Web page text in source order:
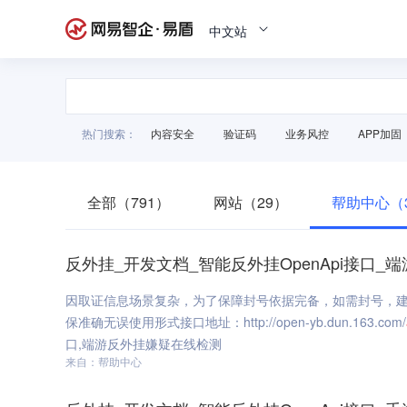
中文站
热门搜索： 内容安全 验证码 业务风控 APP加固
全部（791） 网站（29） 帮助中心
反外挂_开发文档_智能反外挂OpenApi接口_
因取证信息场景复杂，为了保障封号依据完备，如需封号
保准确无误使用形式接口地址：http://open-yb.dun.163.com/
口,端游反外挂嫌疑在线检测
来自：帮助中心